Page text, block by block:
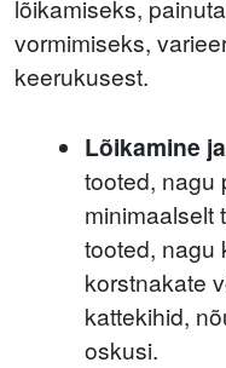
lõikamiseks,
vormimiseks,
keerukusest.
Lõikamine
tooted, nagu
minimaalselt
tooted, nagu
korstnakate
kattekihid,
oskusi.